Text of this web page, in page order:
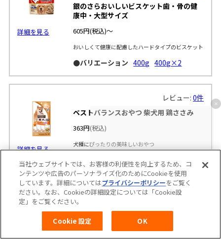
詳細を見る
銀のさらおいしいビスケット歯・骨の健
康中・大型サイズ
605円(税込)～
おいしくて健康に配慮したハードタイプのビスケット
●バリエーション 400g 400g×2
詳細を見る
レビュー:0件
ベストバランスおやつ 柴犬用 鶏ささみ
363円(税込)
犬種にぴったりの美味しいおやつ
●バリエーション 15g×4本
レビュー:
ベストバランスおやつ ミニチュア・ダッ
クスフンド用 高齢向け 鶏ささみ
(税込)～
当社ウェブサイトでは、お客様の利便性を向上するため、コ
ンテンツや広告のパーソナライズ化のためにCookieを使用
しています。詳細についてはプライバシーポリシーをご覧く
ださい。なお、Cookieの詳細設定については「Cookie設
定」をご覧ください。
Cookie 設定 OK